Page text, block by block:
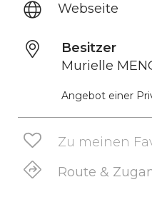
Webseite
Besitzer
Murielle
Angebot einer
Zu meinen
Route &